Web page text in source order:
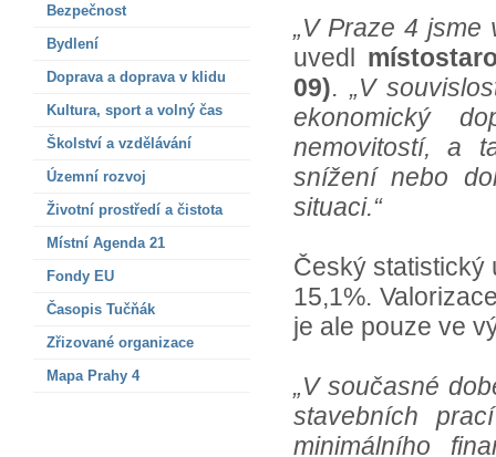
Bezpečnost
Bydlení
Doprava a doprava v klidu
Kultura, sport a volný čas
Školství a vzdělávání
Územní rozvoj
Životní prostředí a čistota
Místní Agenda 21
Fondy EU
Časopis Tučňák
Zřizované organizace
Mapa Prahy 4
„V Praze 4 jsme
uvedl
09). „V
ekonomický
nemovitostí, a
snížení nebo
situaci.“
Český statistický
15,1%.
je ale pouze ve
„V současné
stavebních
minimálního